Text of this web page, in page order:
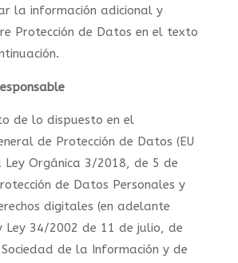
la información adicional y
Protección de Datos en el texto
de lo dispuesto en el
de Protección de Datos (EU
Orgánica 3/2018, de 5 de
de Datos Personales y
digitales (en adelante
Ley 34/2002 de 11 de julio, de
de la Información y de